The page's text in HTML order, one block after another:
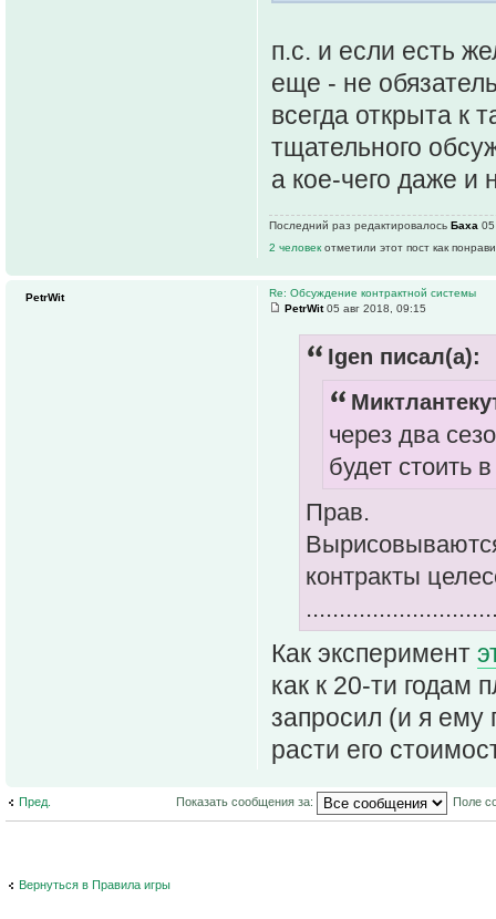
п.с. и если есть
еще - не
всегда открыта к
тщательного
а кое-чего даже и
Последний раз редактировалось Баха 05
2 человек отметили этот пост как
Re: Обсуждение контрактной системы
PetrWit05 авг 2018, 09:15
Igen писал(а):
через два
будет стоить
Прав.
контракты
Как эксперимент
как к 20-ти годам
запросил (и я ему
расти его
PetrWit
Пред. Показать сообщения за: Поле
Вернуться в Правила игры